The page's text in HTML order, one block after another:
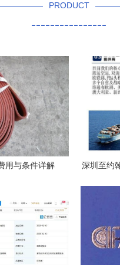
PRODUCT
----------------
用与条件详解
深圳至约